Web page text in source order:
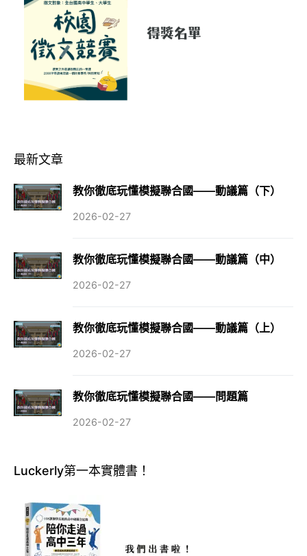
最新文章
教你徹底玩懂模擬聯合國——動議篇（下）
2026-02-27
教你徹底玩懂模擬聯合國——動議篇（中）
2026-02-27
教你徹底玩懂模擬聯合國——動議篇（上）
2026-02-27
教你徹底玩懂模擬聯合國——問題篇
2026-02-27
Luckerly第一本實體書！